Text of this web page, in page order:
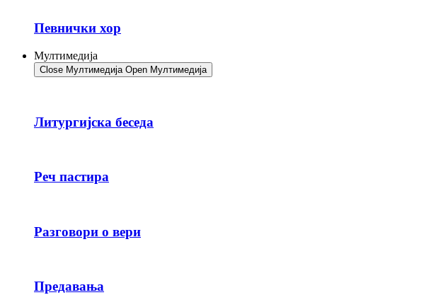
Певнички хор
Мултимедија
Close Мултимедија Open Мултимедија
Литургијска беседа
Реч пастира
Разговори о вери
Предавања